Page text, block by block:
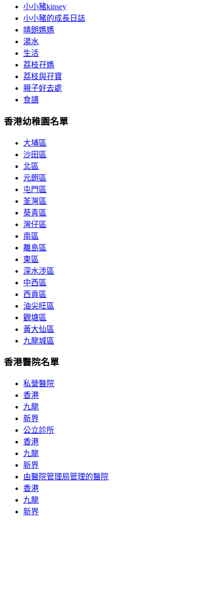
小小豬kinsey
小小豬的成長日誌
晴朗媽媽
湯水
生活
荔枝孖媽
荔枝與孖寶
親子好去處
食譜
香港幼稚園名單
大埔區
沙田區
北區
元朗區
屯門區
荃灣區
葵青區
灣仔區
南區
離島區
東區
深水涉區
中西區
西貢區
油尖旺區
觀塘區
黃大仙區
九龍城區
香港醫院名單
私營醫院
香港
九龍
新界
公立診所
香港
九龍
新界
由醫院管理局管理的醫院
香港
九龍
新界